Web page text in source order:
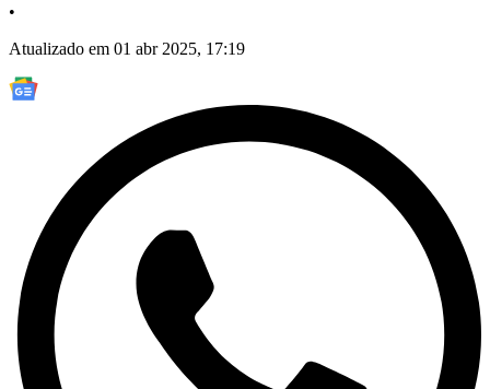
•
Atualizado em 01 abr 2025, 17:19